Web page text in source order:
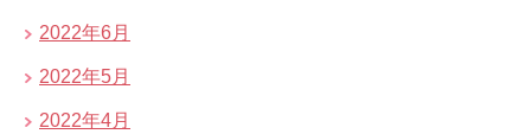
2022年6月
2022年5月
2022年4月